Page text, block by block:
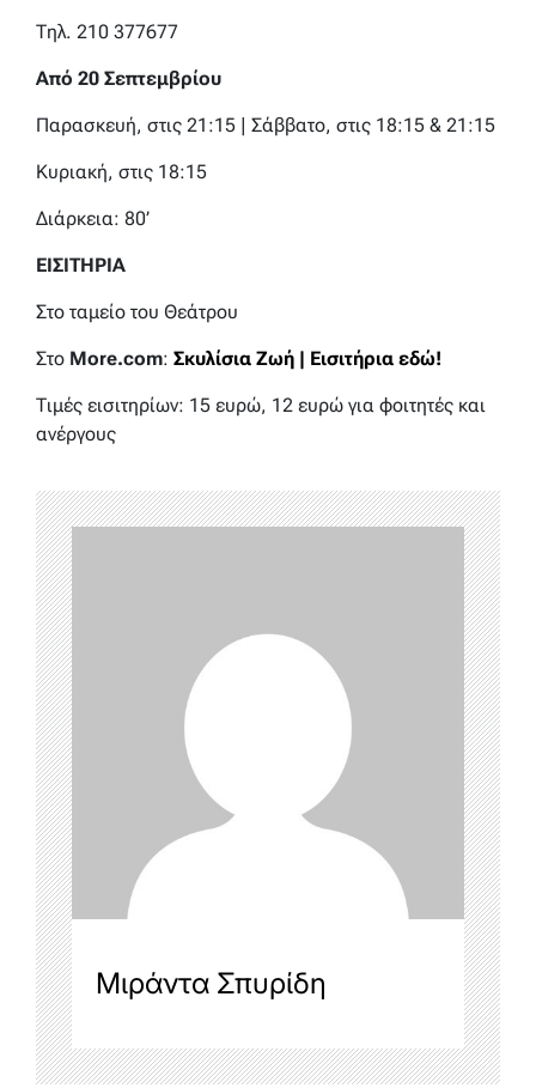
Τηλ. 210 377677
Από 20 Σεπτεμβρίου
Παρασκευή, στις 21:15 | Σάββατο, στις 18:15 & 21:15
Κυριακή, στις 18:15
Διάρκεια: 80’
ΕΙΣΙΤΗΡΙΑ
Στο ταμείο του Θεάτρου
Στο More.com: Σκυλίσια Ζωή | Εισιτήρια εδώ!
Τιμές εισιτηρίων: 15 ευρώ, 12 ευρώ για φοιτητές και
ανέργους
Μιράντα Σπυρίδη